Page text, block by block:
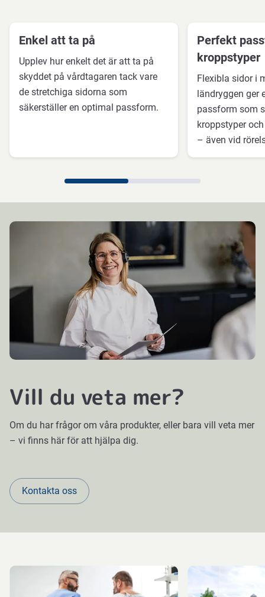
Enkel att ta på
Upplev hur enkelt det är att ta på
skyddet på vårdtagaren tack vare
de stretchiga sidorna som
säkerställer en optimal passform.
Perfekt
kroppstyper
Flexibla sidor i
ländryggen ger
passform som
kroppstyper
– även vid
Vill du veta mer?
Om du har frågor om våra produkter, eller bara vill veta mer
– vi finns här för att hjälpa dig.
Kontakta oss